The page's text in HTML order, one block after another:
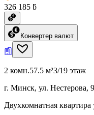
326 185 ƃ
Конвертер валют
2 комн.57.5 м²3/19 этаж
г. Минск, ул. Нестерова,
Двухкомнатная квартира